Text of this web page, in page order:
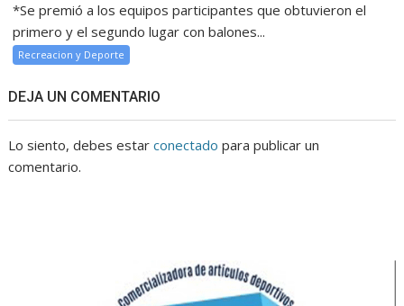
*Se premió a los equipos participantes que obtuvieron el
primero y el segundo lugar con balones...
Recreacion y Deporte
DEJA UN COMENTARIO
Lo siento, debes estarconectado para publicar un
comentario.